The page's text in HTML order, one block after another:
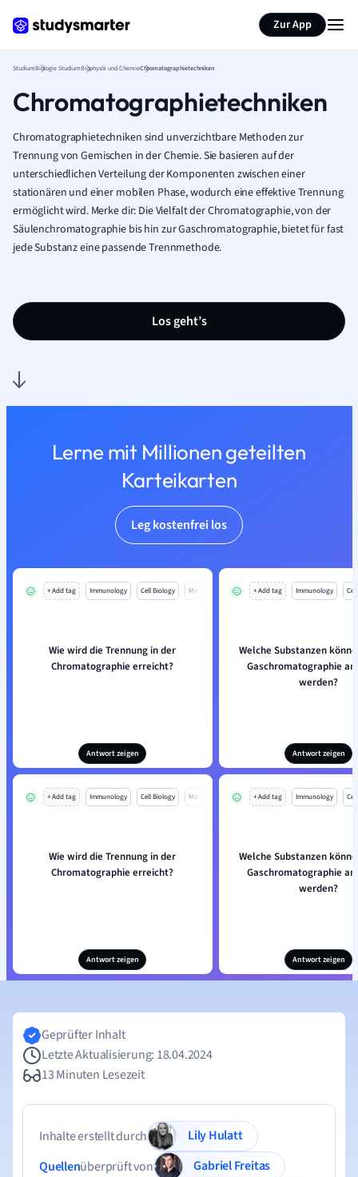
Zur App
StudiumBiologie StudiumBiophysik und ChemieChromatographietechniken
Chromatographietechniken
Chromatographietechniken sind unverzichtbare Methoden zur
Trennung von Gemischen in der Chemie. Sie basieren auf der
unterschiedlichen Verteilung der Komponenten zwischen einer
stationären und einer mobilen Phase, wodurch eine effektive Trennung
ermöglicht wird. Merke dir: Die Vielfalt der Chromatographie, von der
Säulenchromatographie bis hin zur Gaschromatographie, bietet für fast
jede Substanz eine passende Trennmethode.
Los geht’s
Lerne mit Millionen geteilten
Karteikarten
Leg kostenfrei los
+ Add tag Immunology Cell Biology Mo
Wie wird die Trennung in der
Chromatographie erreicht?
Antwort zeigen
+ Add tag Immunology
Welche Substanzen
Gaschromatographie
werden?
Antwort zeigen
+ Add tag Immunology Cell Biology Mo
Wie wird die Trennung in der
Chromatographie erreicht?
Antwort zeigen
+ Add tag Immunology
Welche Substanzen
Gaschromatographie
werden?
Antwort zeigen
Geprüfter Inhalt
Letzte Aktualisierung: 18.04.2024
13 Minuten Lesezeit
Inhalte erstellt durch
Lily Hulatt
Quellenüberprüft von
Gabriel Freitas